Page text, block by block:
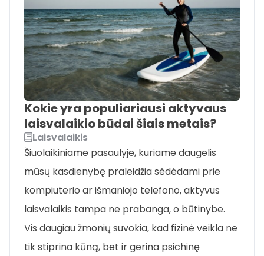
Kokie yra populiariausi aktyvaus
laisvalaikio būdai šiais metais?
Laisvalaikis
Šiuolaikiniame pasaulyje, kuriame daugelis
mūsų kasdienybę praleidžia sėdėdami prie
kompiuterio ar išmaniojo telefono, aktyvus
laisvalaikis tampa ne prabanga, o būtinybe.
Vis daugiau žmonių suvokia, kad fizinė veikla ne
tik stiprina kūną, bet ir gerina psichinę